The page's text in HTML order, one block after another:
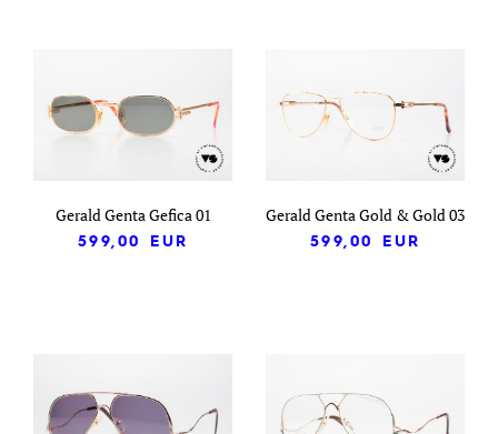
Gerald Genta Gefica 01
599,00
EUR
Gerald Genta Gold & Gold 03
599,00
EUR